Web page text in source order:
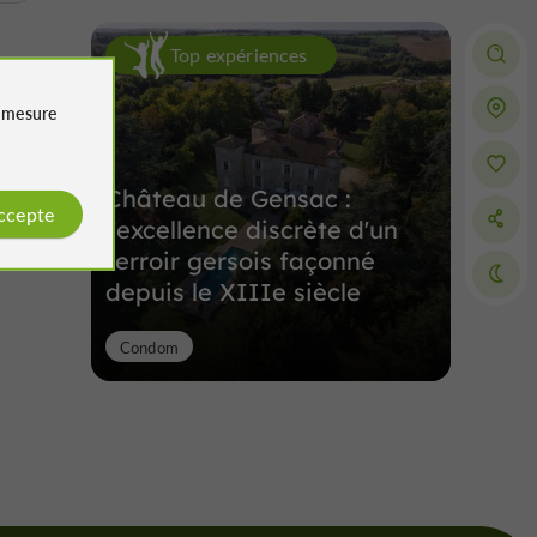
Top expériences
Château de Gensac :
l'excellence discrète d'un
terroir gersois façonné
depuis le XIIIe siècle
Condom
mesure